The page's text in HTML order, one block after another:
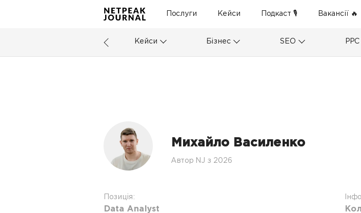
Послуги Кейси Подкаст 🎙 Вакансії 🔥
Кейси Бізнес SEO PPC
Михайло Василенко
Автор NJ з 2026
Позиція:
Data Analyst